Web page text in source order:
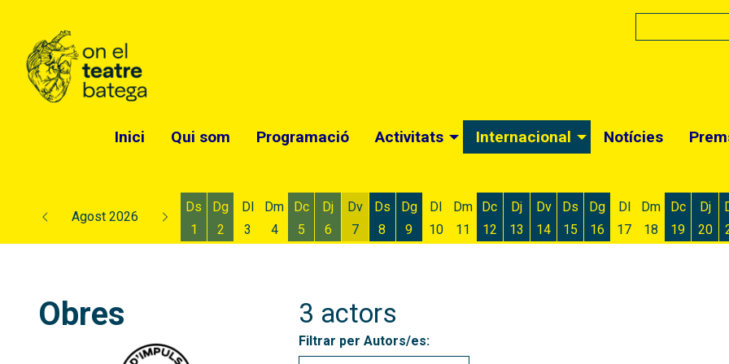
Inici Qui som Programació Activitats Internacional Notícies
Agost 2026
Ds
1
Dg
2
Dl
3
Dm
4
Dc
5
Dj
6
Dv
7
Ds
8
Dg
9
Dl
10
Dm
11
Dc
12
Dj
13
Dv
14
Ds
15
Dg
16
Dl
17
Dm
18
Dc
19
Dj
20
Obres 3 actors
Filtrar per Autors/es: